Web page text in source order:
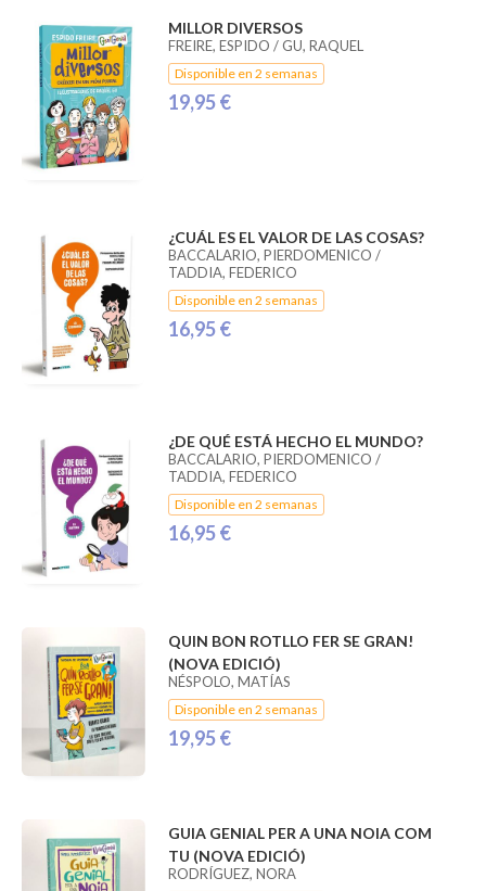
MILLOR DIVERSOS
FREIRE, ESPIDO / GU, RAQUEL
Disponible en 2 semanas
19,95 €
¿CUÁL ES EL VALOR DE LAS COSAS?
BACCALARIO, PIERDOMENICO /
TADDIA, FEDERICO
Disponible en 2 semanas
16,95 €
¿DE QUÉ ESTÁ HECHO EL MUNDO?
BACCALARIO, PIERDOMENICO /
TADDIA, FEDERICO
Disponible en 2 semanas
16,95 €
QUIN BON ROTLLO FER SE GRAN!
(NOVA EDICIÓ)
NÉSPOLO, MATÍAS
Disponible en 2 semanas
19,95 €
GUIA GENIAL PER A UNA NOIA COM
TU (NOVA EDICIÓ)
RODRÍGUEZ, NORA